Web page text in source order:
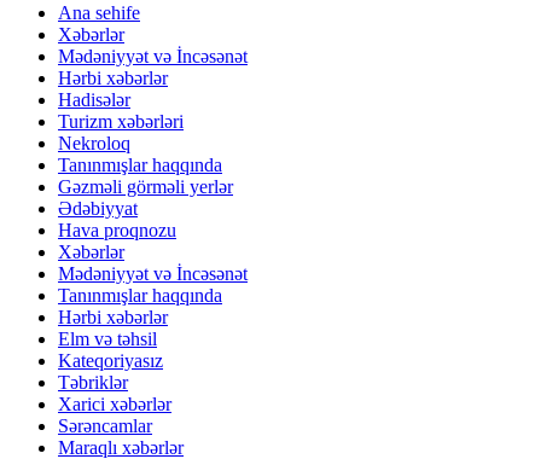
Ana sehife
Xəbərlər
Mədəniyyət və İncəsənət
Hərbi xəbərlər
Hadisələr
Turizm xəbərləri
Nekroloq
Tanınmışlar haqqında
Gəzməli görməli yerlər
Ədəbiyyat
Hava proqnozu
Xəbərlər
Mədəniyyət və İncəsənət
Tanınmışlar haqqında
Hərbi xəbərlər
Elm və təhsil
Kateqoriyasız
Təbriklər
Xarici xəbərlər
Sərəncamlar
Maraqlı xəbərlər